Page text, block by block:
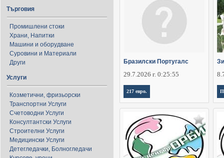
Търговия
Промишлени стоки
Храни, Напитки
Машини и оборудване
Суровини и Материали
Други
Услуги
Козметични, фризьорски
Транспортни Услуги
Счетоводни Услуги
Консултантски Услуги
Строителни Услуги
Медицински Услуги
Детегледачки, Болногледачи
Бразилски Португалс
29.7.2026 г. 0:25:55
217 евро.